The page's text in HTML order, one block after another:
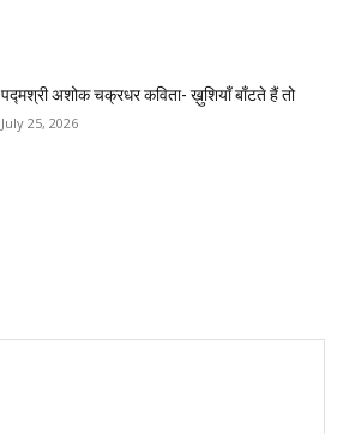
पद्मश्री अशोक चक्रधर कविता- ख़ुशियाँ बाँटते हैं तो
July 25, 2026